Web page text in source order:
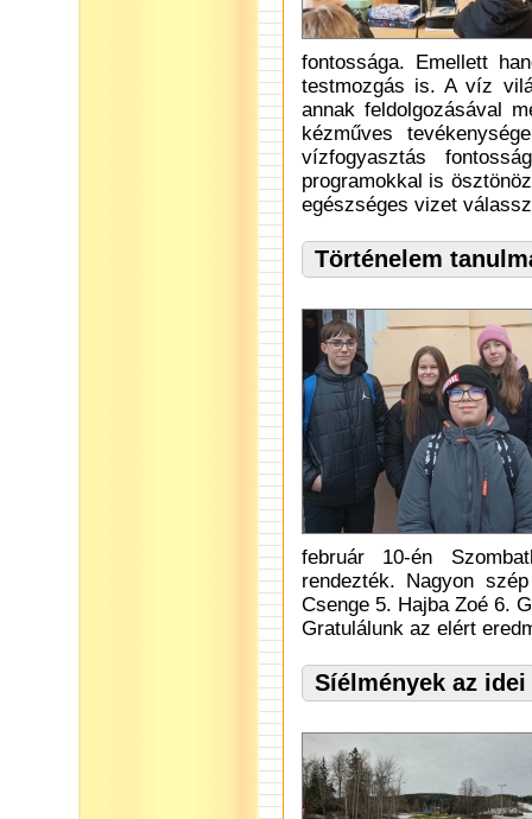
fontossága. Emellett
testmozgás is. A víz
annak feldolgozásával
kézműves
vízfogyasztás
programokkal is
egészséges vizet
Történelem
február 10-én
rendezték. Nagyon
Csenge 5. Hajba Zoé 6.
Gratulálunk az elért
Síélmények az idei